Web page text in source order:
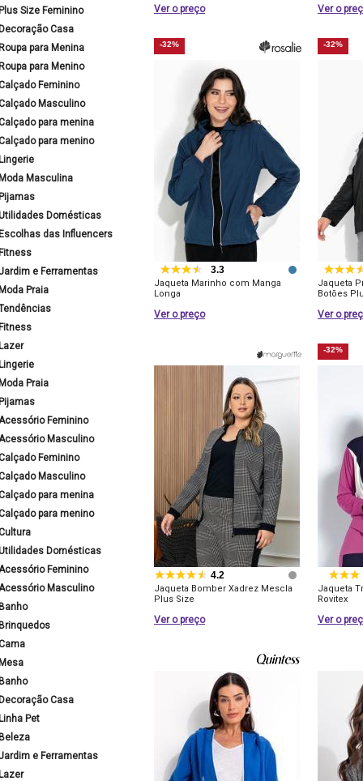
Size Feminino
Casa
para Menina
para Menino
Feminino
Masculino
para menina
para menino
Masculina
Domésticas
das Influencers
e Ferramentas
Praia
Praia
Feminino
Masculino
Feminino
Masculino
para menina
para menino
Domésticas
Feminino
Masculino
Casa
Pet
e Ferramentas
Ver o preço Ver o
-32%
3.3
Jaqueta Marinho com Manga
Longa
Ver o preço
-32%
Jaqueta
Botões
Ver o
4.2
Jaqueta Bomber Xadrez Mescla
Plus Size
Ver o preço
-32%
Jaqueta
Rovitex
Ver o